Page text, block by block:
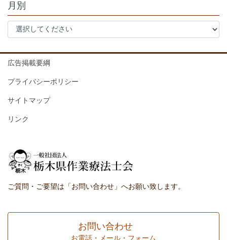
月別
広告掲載要綱
プライバシーポリシー
サイトマップ
リンク
ご質問・ご要望は「お問い合わせ」へお願い致します。
お問い合わせ
お電話・メール・フォーム